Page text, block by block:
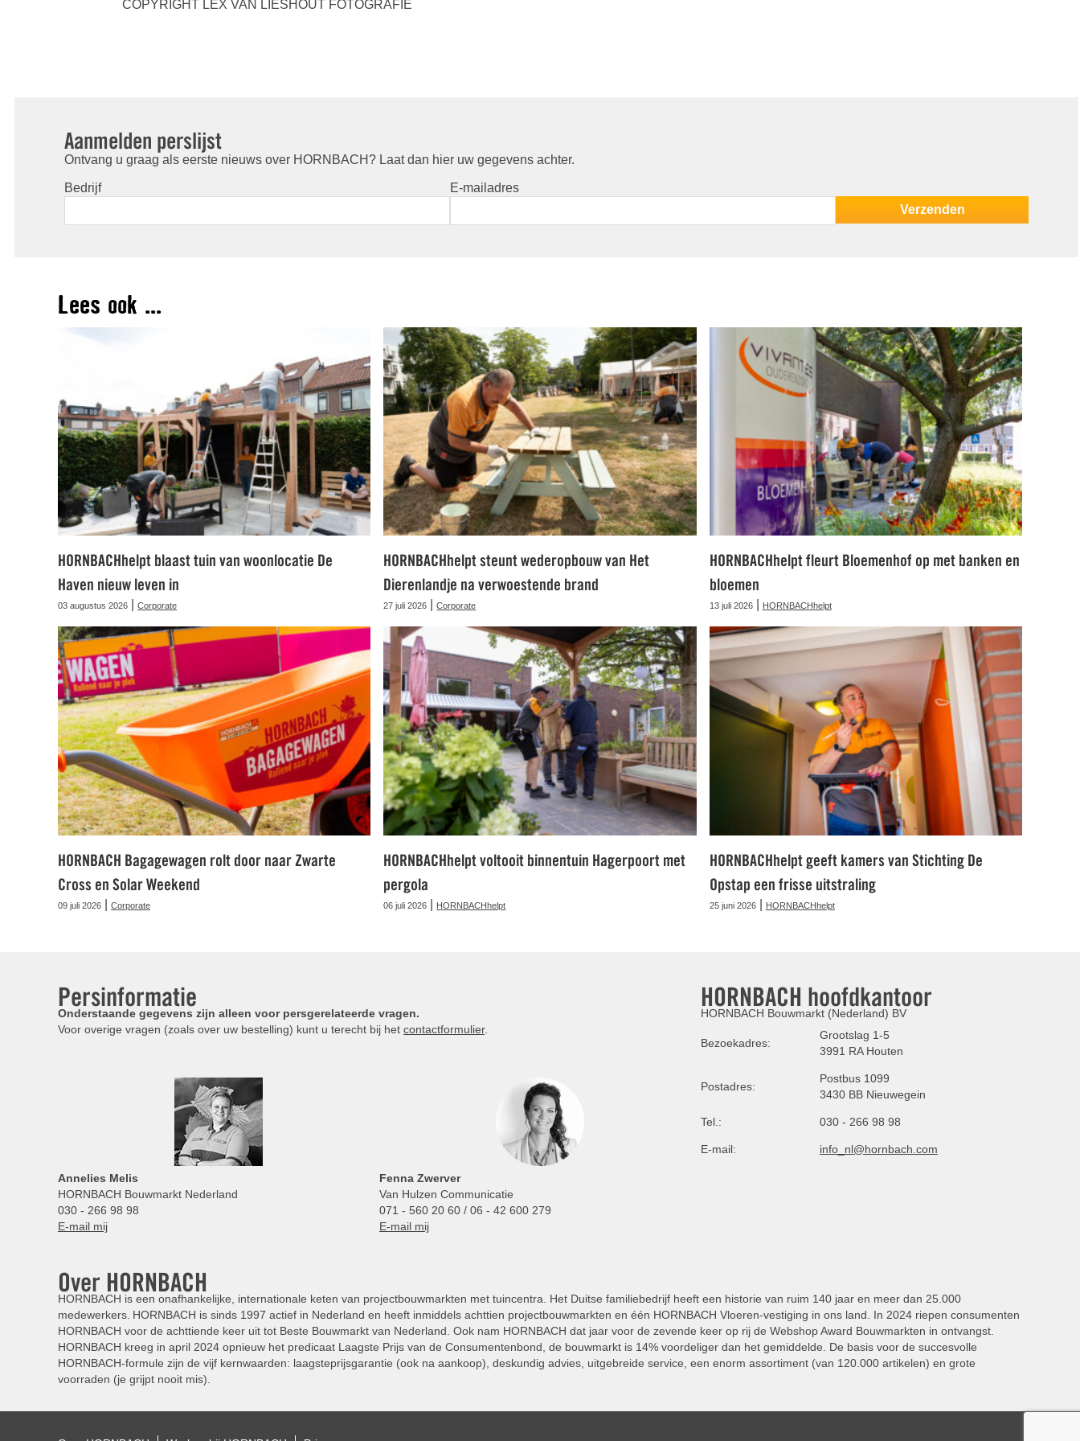
COPYRIGHT LEX VAN LIESHOUT FOTOGRAFIE
Aanmelden perslijst
Ontvang u graag als eerste nieuws over HORNBACH? Laat dan hier uw gegevens achter.
Bedrijf E-mailadres
Lees ook ...
HORNBACHhelpt blaast tuin van woonlocatie De
Haven nieuw leven in
03 augustus 2026 Corporate
HORNBACHhelpt steunt wederopbouw van Het
Dierenlandje na verwoestende brand
27 juli 2026 |Corporate
HORNBACHhelpt fleurt Bloemenhof op met banken en
bloemen
13 juli 2026| HORNBACHhelpt
HORNBACH Bagagewagen rolt door naar Zwarte
Cross en Solar Weekend
09 juli 2026 Corporate
HORNBACHhelpt voltooit binnentuin Hagerpoort met
pergola
06 juli 2026 HORNBACHhelpt
HORNBACHhelpt geeft kamers van Stichting De
Opstap een frisse uitstraling
25 juni 2026| HORNBACHhelpt
Persinformatie
Onderstaande gegevens zijn alleen voor persgerelateerde vragen.
Voor overige vragen (zoals over uw bestelling) kunt u terecht bij het contactformulier.
Annelies Melis
HORNBACH Bouwmarkt Nederland
030 - 266 98 98
E-mail mij
Fenna Zwerver
Van Hulzen Communicatie
071 - 560 20 60 / 06 - 42 600 279
E-mail mij
HORNBACH hoofdkantoor
HORNBACH Bouwmarkt (Nederland) BV
Bezoekadres:
Grootslag 1-5
3991 RA Houten
Postadres:
Postbus 1099
3430 BB Nieuwegein
Tel.: 030 - 266 98 98
E-mail: info_nl@hornbach.com
Over HORNBACH
HORNBACH is een onafhankelijke, internationale keten van projectbouwmarkten met tuincentra. Het Duitse familiebedrijf heeft een historie van ruim 140 jaar en meer dan 25.000
medewerkers. HORNBACH is sinds 1997 actief in Nederland en heeft inmiddels achttien projectbouwmarkten en één HORNBACH Vloeren-vestiging in ons land. In 2024 riepen consumenten
HORNBACH voor de achttiende keer uit tot Beste Bouwmarkt van Nederland. Ook nam HORNBACH dat jaar voor de zevende keer op rij de Webshop Award Bouwmarkten in ontvangst.
HORNBACH kreeg in april 2024 opnieuw het predicaat Laagste Prijs van de Consumentenbond, de bouwmarkt is 14% voordeliger dan het gemiddelde. De basis voor de succesvolle
HORNBACH-formule zijn de vijf kernwaarden: laagsteprijsgarantie (ook na aankoop), deskundig advies, uitgebreide service, een enorm assortiment (van 120.000 artikelen) en grote
voorraden (je grijpt nooit mis).